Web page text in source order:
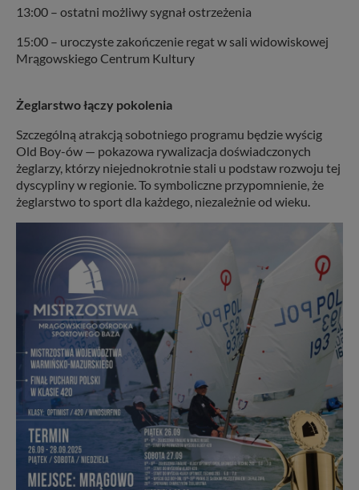
13:00 – ostatni możliwy sygnał ostrzeżenia
15:00 – uroczyste zakończenie regat w sali widowiskowej
Mrągowskiego Centrum Kultury
Żeglarstwo łączy pokolenia
Szczególną atrakcją sobotniego programu będzie wyścig
Old Boy-ów — pokazowa rywalizacja doświadczonych
żeglarzy, którzy niejednokrotnie stali u podstaw rozwoju tej
dyscypliny w regionie. To symboliczne przypomnienie, że
żeglarstwo to sport dla każdego, niezależnie od wieku.